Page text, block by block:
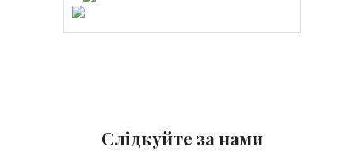
Слідкуйте за нами